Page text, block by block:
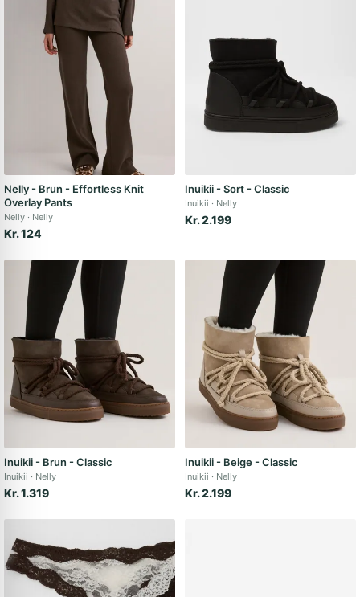
Nelly - Brun - Effortless Knit
Overlay Pants
Nelly Nelly
Kr. 124
Inuikii - Sort - Classic
Inuikii Nelly
Kr. 2.199
Inuikii - Brun - Classic
Inuikii Nelly
Kr. 1.319
Inuikii - Beige - Classic
Inuikii Nelly
Kr. 2.199